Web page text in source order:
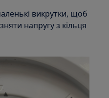
викрутки, щоб
напругу з кільця